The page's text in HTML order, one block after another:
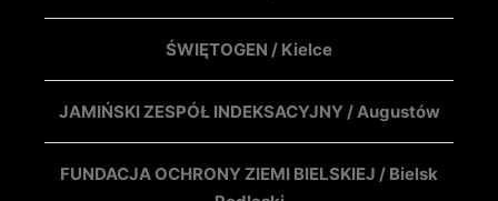
ŚWIĘTOGEN / Kielce
JAMIŃSKI ZESPÓŁ INDEKSACYJNY / Augustów
FUNDACJA OCHRONY ZIEMI BIELSKIEJ / Bielsk